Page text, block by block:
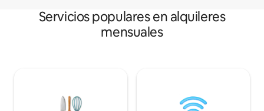
Servicios populares en alquileres
mensuales